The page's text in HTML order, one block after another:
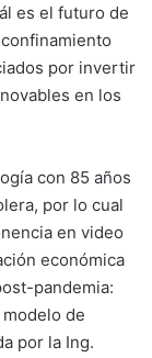
es el futuro de
por invertir
en los
con 85 años
por lo cual
en video
económica
pandemia:
de
por la Ing.